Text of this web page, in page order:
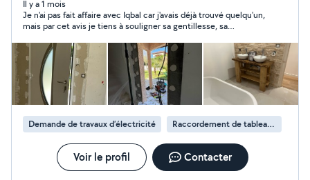
simples aux plus complexes je saurais vous donner
entière satisfaction et bien plus encore Passionné
d'électronique et de bricolage avec création de
meubles en tout genre, j'aime également la photo vidéo
ainsi que l'aquariophilie Au plaisir de vous connaître
Il y a 1 mois
Je n'ai pas fait affaire avec Iqbal car j'avais déjà trouvé quelqu'un,
mais par cet avis je tiens à souligner sa gentillesse, sa
chez moi. Je garde précieusement le numéro.
Demande de travaux d’électricité Raccordement de tableau électrique
Voir le profil Contacter